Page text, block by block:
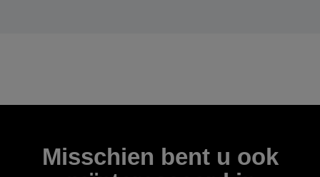
Misschien bent u ook